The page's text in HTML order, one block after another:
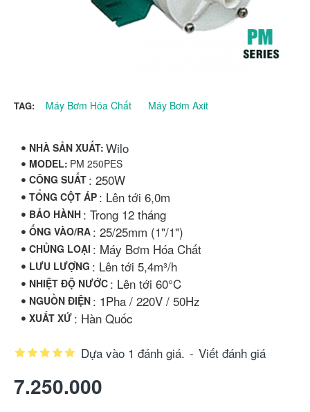
TAG: Máy Bơm Hóa Chất Máy Bơm Axit
NHÀ SẢN XUẤT: Wilo
MODEL: PM 250PES
CÔNG SUẤT : 250W
TỔNG CỘT ÁP : Lên tới 6,0m
BẢO HÀNH : Trong 12 tháng
ỐNG VÀO/RA : 25/25mm (1"/1")
CHỦNG LOẠI : Máy Bơm Hóa Chất
LƯU LƯỢNG : Lên tới 5,4m³/h
NHIỆT ĐỘ NƯỚC : Lên tới 60°C
NGUỒN ĐIỆN : 1Pha / 220V / 50Hz
XUẤT XỨ : Hàn Quốc
Dựa vào 1 đánh giá. - Viết đánh giá
7.250.000